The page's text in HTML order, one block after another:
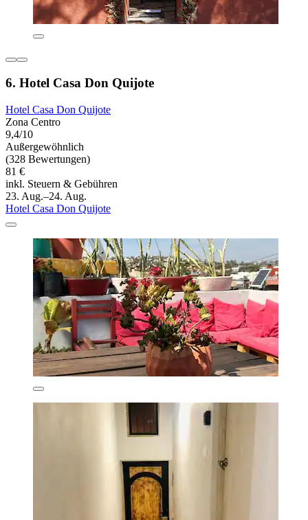
6. Hotel Casa Don Quijote
Hotel Casa Don Quijote
Zona Centro
9,4/10
Außergewöhnlich
(328 Bewertungen)
81 €
inkl. Steuern & Gebühren
23. Aug.–24. Aug.
Hotel Casa Don Quijote